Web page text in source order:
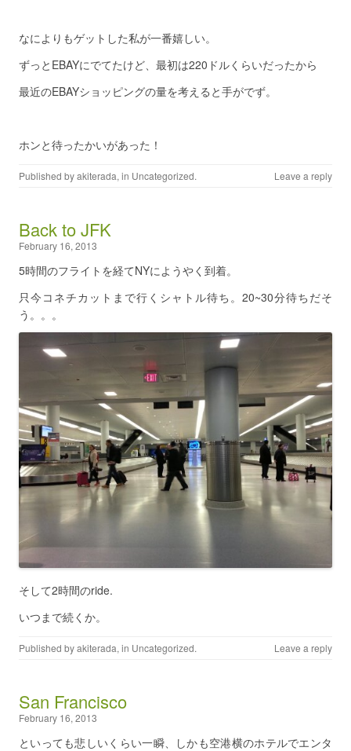
なによりもゲットした私が一番嬉しい。
ずっとEBAYにでてたけど、最初は220ドルくらいだったから
最近のEBAYショッピングの量を考えると手がでず。
ホンと待ったかいがあった！
Published byakiterada, in Uncategorized. Leave a reply
Back to JFK
February 16, 2013
5時間のフライトを経てNYにようやく到着。
只今コネチカットまで行くシャトル待ち。20~30分待ちだそ
う。。。
そして2時間のride.
いつまで続くか。
Published byakiterada, in Uncategorized. Leave a reply
San Francisco
February 16, 2013
といっても悲しいくらい一瞬、しかも空港横のホテルでエンタ